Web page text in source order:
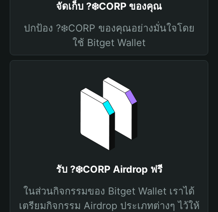
จัดเก็บ ?‍❄️CORP ของคุณ
ปกป้อง ?‍❄️CORP ของคุณอย่างมั่นใจโดย
ใช้ Bitget Wallet
รับ ?‍❄️CORP Airdrop ฟรี
ในส่วนกิจกรรมของ Bitget Wallet เราได้
เตรียมกิจกรรม Airdrop ประเภทต่างๆ ไว้ให้